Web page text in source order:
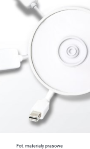
Fot. materiały prasowe